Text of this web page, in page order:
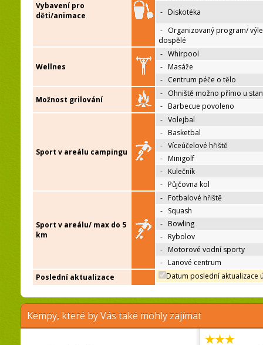
Vybavení pro
děti/animace
- Diskotéka
- Organizovaný program/
dospělé
Wellnes
- Whirpool
- Masáže
- Centrum péče o tělo
Možnost grilování
- Ohniště možno přímo u
- Barbecue povoleno
Sport v areálu campingu
- Volejbal
- Basketbal
- Víceúčelové hřiště
- Minigolf
- Kulečník
- Půjčovna kol
Sport v areálu/ max do 5
km
- Fotbalové hřiště
- Squash
- Bowling
- Rybolov
- Motorové vodní sporty
- Lanové centrum
Poslední aktualizace
Datum poslední aktualizace
Kempy, které by Vás také mohly zajímat